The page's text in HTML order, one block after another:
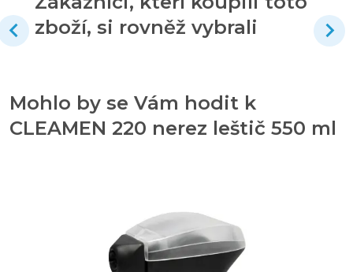
zboží, si rovněž vybrali
Mohlo by se Vám hodit k
CLEAMEN 220 nerez leštič 550 ml